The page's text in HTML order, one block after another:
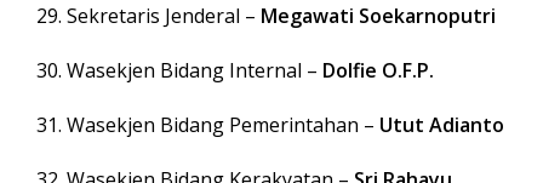
Sekretaris Jenderal – Megawati Soekarnoputri
Wasekjen Bidang Internal – Dolfie O.F.P.
Wasekjen Bidang Pemerintahan – Utut Adianto